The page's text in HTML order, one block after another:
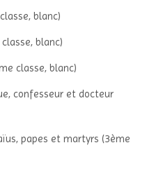
blanc)
blanc)
classe, blanc)
confesseur et docteur
papes et martyrs (3ème